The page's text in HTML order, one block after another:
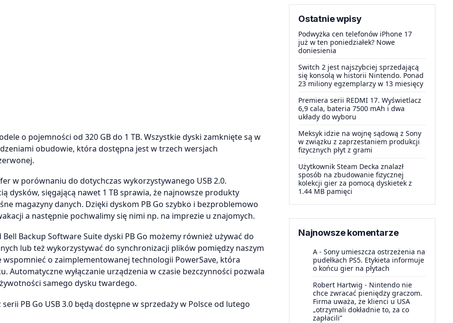
o pojemności od 320 GB do 1 TB. Wszystkie dyski zamknięte są w
obudowie, która dostępna jest w trzech wersjach
w porównaniu do dotychczas wykorzystywanego USB 2.0.
dysków, sięgającą nawet 1 TB sprawia, że najnowsze produkty
magazyny danych. Dzięki dyskom PB Go szybko i bezproblemowo
a następnie pochwalimy się nimi np. na imprezie u znajomych.
Backup Software Suite dyski PB Go możemy również używać do
lub też wykorzystywać do synchronizacji plików pomiędzy naszym
o zaimplementowanej technologii PowerSave, która
Automatyczne wyłączanie urządzenia w czasie bezczynności pozwala
samego dysku twardego.
PB Go USB 3.0 będą dostępne w sprzedaży w Polsce od lutego
Ostatnie wpisy
Podwyżka cen telefonów iPhone 17
już w ten poniedziałek? Nowe
doniesienia
Switch 2 jest najszybciej sprzedającą
się konsolą w historii Nintendo. Ponad
23 miliony egzemplarzy w 13 miesięcy
Premiera serii REDMI 17. Wyświetlacz
6,9 cala, bateria 7500 mAh i dwa
układy do wyboru
Meksyk idzie na wojnę sądową z Sony
w związku z zaprzestaniem produkcji
fizycznych płyt z grami
Użytkownik Steam Decka znalazł
sposób na zbudowanie fizycznej
kolekcji gier za pomocą dyskietek z
1.44 MB pamięci
Najnowsze komentarze
A - Sony umieszcza ostrzeżenia na
pudełkach PS5. Etykieta informuje
o końcu gier na płytach
Robert Hartwig - Nintendo nie
chce zwracać pieniędzy graczom.
Firma uważa, że klienci u USA
„otrzymali dokładnie to, za co
zapłacili”